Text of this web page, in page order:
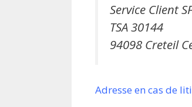
Service Client
TSA 30144
94098 Creteil
Adresse en cas de